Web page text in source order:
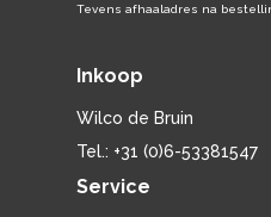
Tevens afhaaladres na
Inkoop
Wilco de Bruin
Tel.: +31 (0)6-53381547
Service